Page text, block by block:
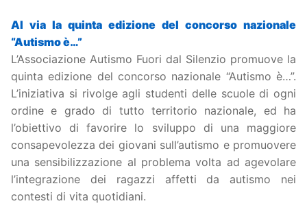
Al via la quinta edizione del concorso nazionale
“Autismo è…”
L’Associazione Autismo Fuori dal Silenzio promuove la
quinta edizione del concorso nazionale “Autismo è…”.
L’iniziativa si rivolge agli studenti delle scuole di ogni
ordine e grado di tutto territorio nazionale, ed ha
l’obiettivo di favorire lo sviluppo di una maggiore
consapevolezza dei giovani sull’autismo e promuovere
una sensibilizzazione al problema volta ad agevolare
l’integrazione dei ragazzi affetti da autismo nei
contesti di vita quotidiani.